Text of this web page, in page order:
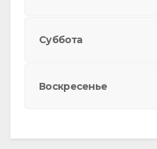
Суббота
Воскресенье